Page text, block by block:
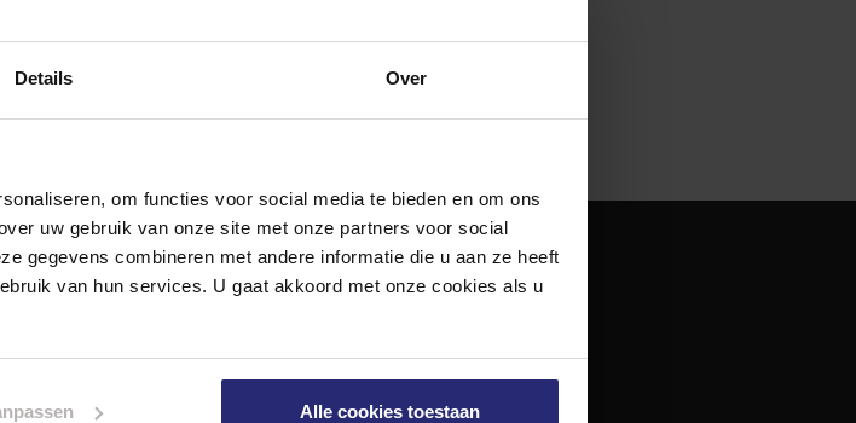
Details Over
om functies voor social media te bieden en om ons
uw gebruik van onze site met onze partners voor social
gegevens combineren met andere informatie die u aan ze heeft
van hun services. U gaat akkoord met onze cookies als u
Alle cookies toestaan
Adres
Contact